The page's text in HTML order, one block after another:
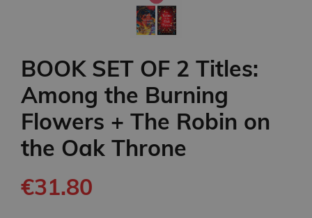
BOOK SET OF 2 Titles:
Among the Burning
Flowers + The Robin on
the Oak Throne
€31.80